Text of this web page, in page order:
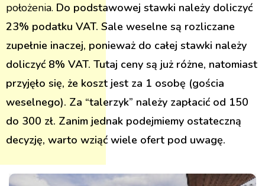
położenia. Do podstawowej stawki należy doliczyć
23% podatku VAT. Sale weselne są rozliczane
zupełnie inaczej, ponieważ do całej stawki należy
doliczyć 8% VAT. Tutaj ceny są już różne, natomiast
przyjęło się, że koszt jest za 1 osobę (gościa
weselnego). Za “talerzyk” należy zapłacić od 150
do 300 zł. Zanim jednak podejmiemy ostateczną
decyzję, warto wziąć wiele ofert pod uwagę.